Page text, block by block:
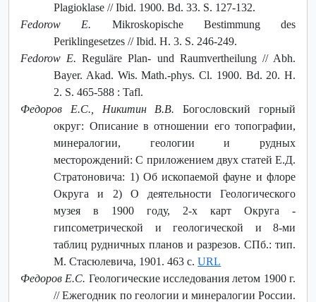
Plagioklase // Ibid. 1900. Bd. 33. S. 127-132.
Fedorow E. Mikroskopische Bestimmung des
Periklingesetzes // Ibid. H. 3. S. 246-249.
Fedorow E. Reguläre Plan- und Raumvertheilung // Abh.
Bayer. Akad. Wis. Math.-phys. Cl. 1900. Bd. 20. H.
2. S. 465-588 : Tafl.
Федоров Е.С., Никитин В.В. Богословский горный
округ: Описание в отношении его топографии,
минералогии, геологии и рудных
месторождений: С приложением двух статей Е.Д.
Стратоновича: 1) Об ископаемой фауне и флоре
Округа и 2) О деятельности Геологического
музея в 1900 году, 2-х карт Округа -
гипсометрической и геологической и 8-ми
таблиц рудничных планов и разрезов. СПб.: тип.
М. Стасюлевича, 1901. 463 с.URL
Федоров Е.С. Геологические исследования летом 1900 г.
// Ежегодник по геологии и минералогии России.